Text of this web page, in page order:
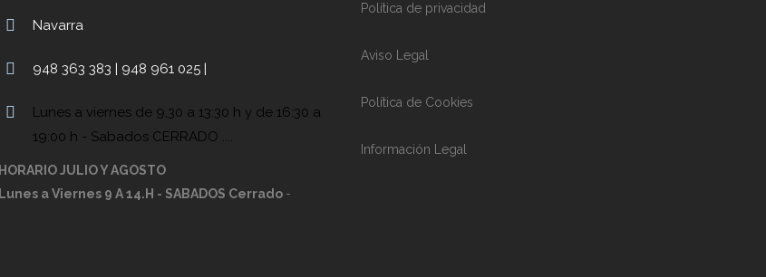
Navarra
948 363 383 | 948 961 025 |
Lunes a viernes de 9,30 a 13:30 h y de 16:30 a
19:00 h - Sabados CERRADO ....
HORARIO JULIO Y AGOSTO
Lunes a Viernes 9 A 14.H - SABADOS Cerrado -
Política de privacidad
Aviso Legal
Política de Cookies
Información Legal